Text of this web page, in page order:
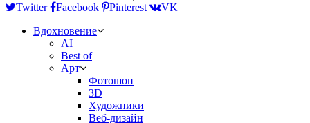
Twitter Facebook Pinterest
VK
Вдохновение
AI
Best of
Арт
Фотошоп
3D
Художники
Веб-дизайн